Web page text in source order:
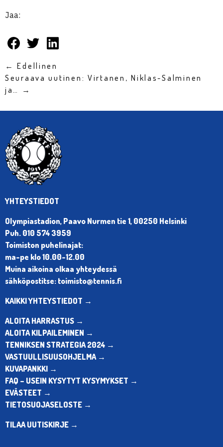
Jaa:
← Edellinen
Seuraava uutinen: Virtanen, Niklas-Salminen
ja… →
YHTEYSTIEDOT
Olympiastadion, Paavo Nurmen tie 1, 00250 Helsinki
Puh. 010 574 3959
Toimiston puhelinajat:
ma-pe klo 10.00-12.00
Muina aikoina olkaa yhteydessä
sähköpostitse: toimisto@tennis.fi
KAIKKI YHTEYSTIEDOT →
ALOITA HARRASTUS →
ALOITA KILPAILEMINEN →
TENNIKSEN STRATEGIA 2024 →
VASTUULLISUUSOHJELMA →
KUVAPANKKI →
FAQ – USEIN KYSYTYT KYSYMYKSET →
EVÄSTEET →
TIETOSUOJASELOSTE →
TILAA UUTISKIRJE →